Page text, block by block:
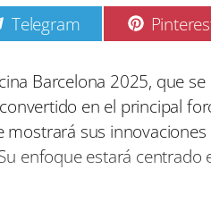
C
o
p
a
r
t
r
Telegram C
o
p
a
r
t
i
r
Barcelona 2025, que
en el principal
sus
enfoque estará centrado